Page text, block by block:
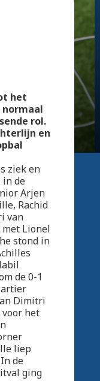
het
normaal
rol.
en
ziek en
in de
Arjen
Rachid
van
Lionel
stond in
de 0-1
Dimitri
het
liep
de
ging